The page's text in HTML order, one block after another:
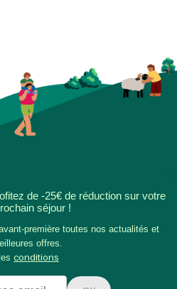
de -25€ de réduction sur votre
séjour !
première toutes nos actualités et
offres.
conditions